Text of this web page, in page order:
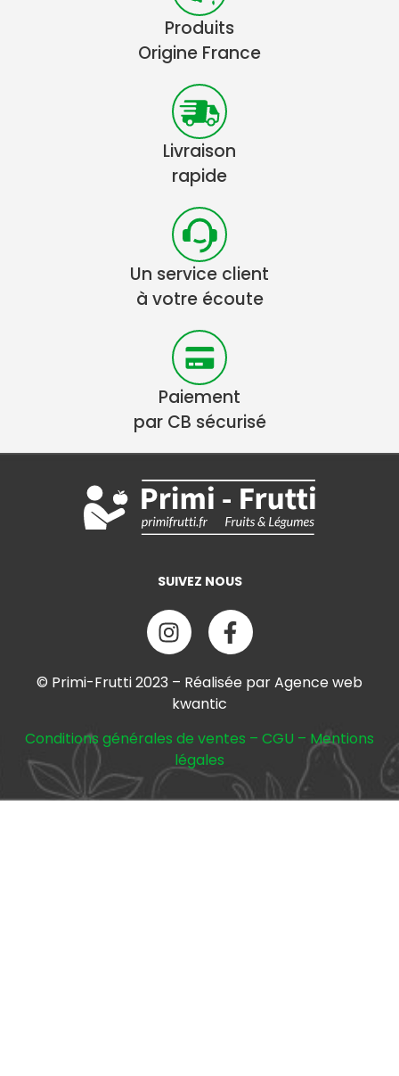
Produits
Origine France
Livraison
rapide
Un service client
à votre écoute
Paiement
par CB sécurisé
SUIVEZ NOUS
© Primi-Frutti 2023 – Réalisée par Agence web
kwantic
Conditions générales de ventes – CGU – Mentions
légales